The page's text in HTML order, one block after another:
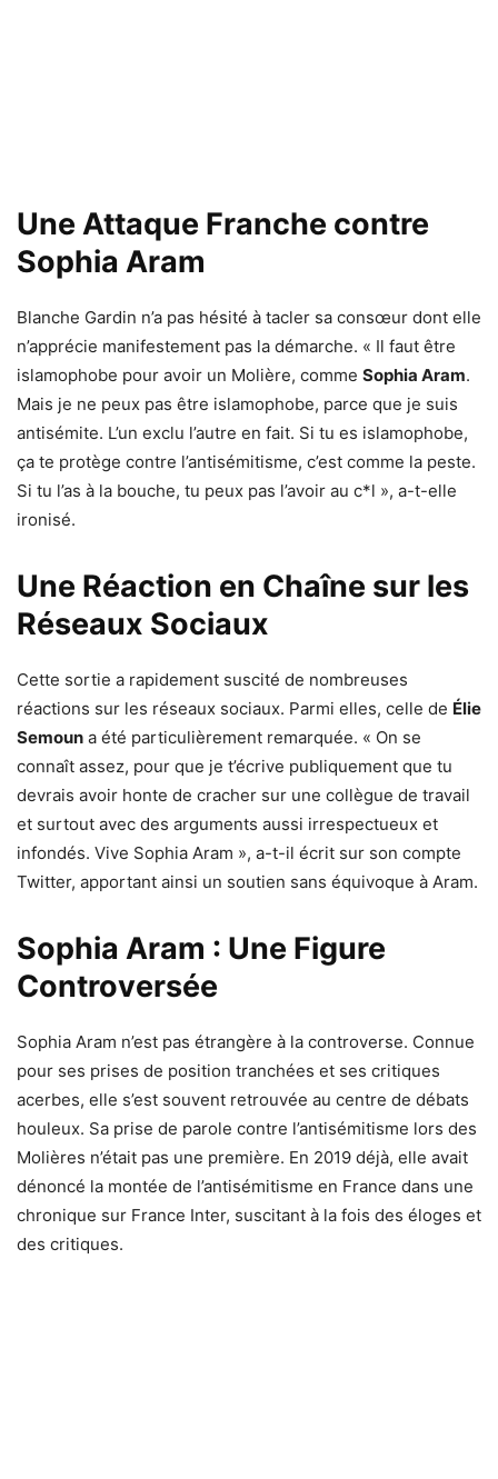
Une Attaque Franche contre
Sophia Aram
Blanche Gardin n’a pas hésité à tacler sa consœur dont elle
n’apprécie manifestement pas la démarche. « Il faut être
islamophobe pour avoir un Molière, comme Sophia Aram.
Mais je ne peux pas être islamophobe, parce que je suis
antisémite. L’un exclu l’autre en fait. Si tu es islamophobe,
ça te protège contre l’antisémitisme, c’est comme la peste.
Si tu l’as à la bouche, tu peux pas l’avoir au c*l », a-t-elle
ironisé.
Une Réaction en Chaîne sur les
Réseaux Sociaux
Cette sortie a rapidement suscité de nombreuses
réactions sur les réseaux sociaux. Parmi elles, celle de Élie
Semoun a été particulièrement remarquée. « On se
connaît assez, pour que je t’écrive publiquement que tu
devrais avoir honte de cracher sur une collègue de travail
et surtout avec des arguments aussi irrespectueux et
infondés. Vive Sophia Aram », a-t-il écrit sur son compte
Twitter, apportant ainsi un soutien sans équivoque à Aram.
Sophia Aram : Une Figure
Controversée
Sophia Aram n’est pas étrangère à la controverse. Connue
pour ses prises de position tranchées et ses critiques
acerbes, elle s’est souvent retrouvée au centre de débats
houleux. Sa prise de parole contre l’antisémitisme lors des
Molières n’était pas une première. En 2019 déjà, elle avait
dénoncé la montée de l’antisémitisme en France dans une
chronique sur France Inter, suscitant à la fois des éloges et
des critiques.